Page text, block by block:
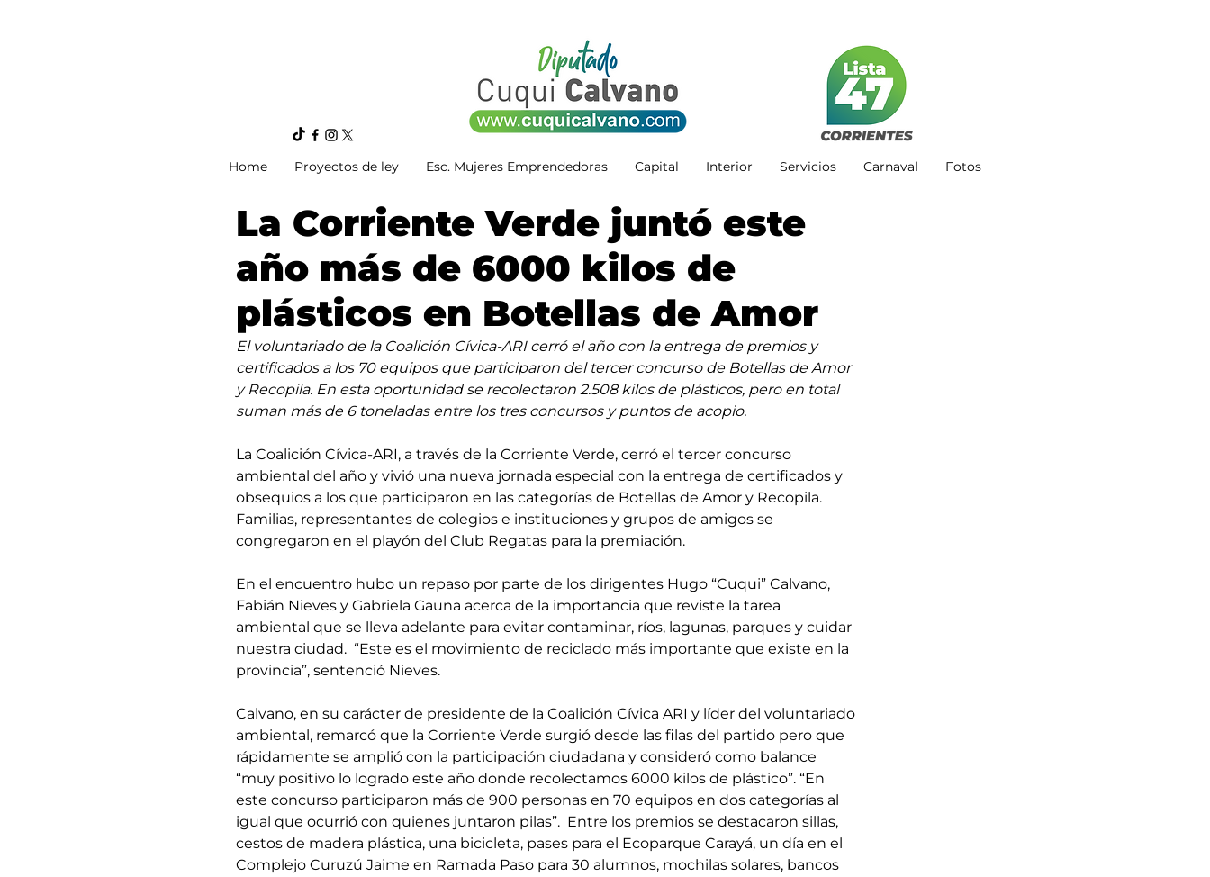
Home Proyectos de ley Esc. Mujeres Emprendedoras Capital Interior Servicios Carnaval Fotos
La Corriente Verde juntó este
año más de 6000 kilos de
plásticos en Botellas de Amor
El voluntariado de la Coalición Cívica-ARI cerró el año con la entrega de premios y
certificados a los 70 equipos que participaron del tercer concurso de Botellas de Amor
y Recopila. En esta oportunidad se recolectaron 2.508 kilos de plásticos, pero en total
suman más de 6 toneladas entre los tres concursos y puntos de acopio.
La Coalición Cívica-ARI, a través de la Corriente Verde, cerró el tercer concurso
ambiental del año y vivió una nueva jornada especial con la entrega de certificados y
obsequios a los que participaron en las categorías de Botellas de Amor y Recopila.
Familias, representantes de colegios e instituciones y grupos de amigos se
congregaron en el playón del Club Regatas para la premiación.
En el encuentro hubo un repaso por parte de los dirigentes Hugo “Cuqui” Calvano,
Fabián Nieves y Gabriela Gauna acerca de la importancia que reviste la tarea
ambiental que se lleva adelante para evitar contaminar, ríos, lagunas, parques y cuidar
nuestra ciudad.  “Este es el movimiento de reciclado más importante que existe en la
provincia”, sentenció Nieves.
Calvano, en su carácter de presidente de la Coalición Cívica ARI y líder del voluntariado
ambiental, remarcó que la Corriente Verde surgió desde las filas del partido pero que
rápidamente se amplió con la participación ciudadana y consideró como balance
“muy positivo lo logrado este año donde recolectamos 6000 kilos de plástico”. “En
este concurso participaron más de 900 personas en 70 equipos en dos categorías al
igual que ocurrió con quienes juntaron pilas”.  Entre los premios se destacaron sillas,
cestos de madera plástica, una bicicleta, pases para el Ecoparque Carayá, un día en el
Complejo Curuzú Jaime en Ramada Paso para 30 alumnos, mochilas solares, bancos